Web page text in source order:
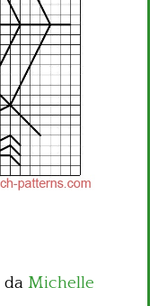
da Michelle